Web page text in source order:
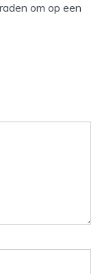
om op een